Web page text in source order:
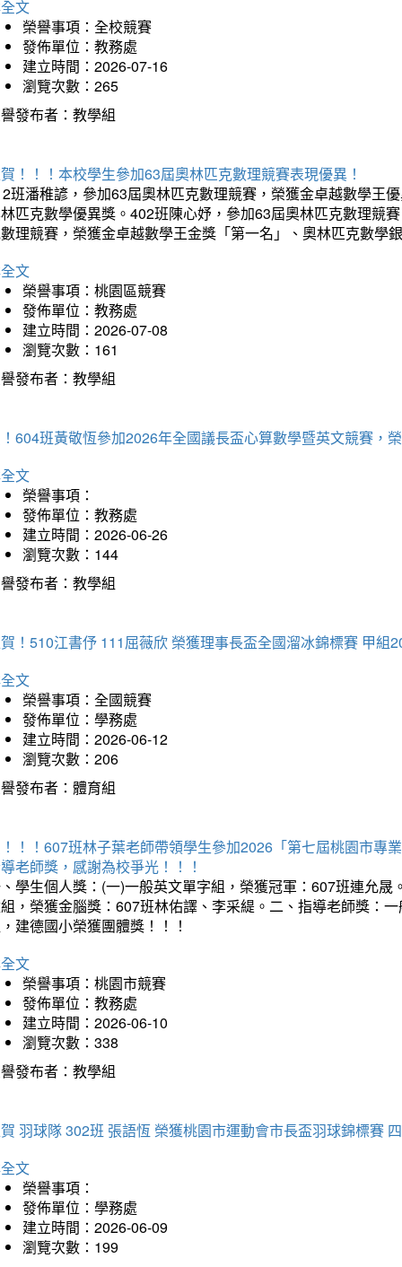
文
榮譽事項：全校競賽
發佈單位：教務處
建立時間：2026-07-16
瀏覽次數：265
發布者：教學組
！！！本校學生參加63屆奧林匹克數理競賽表現優異！
班潘稚諺，參加63屆奧林匹克數理競賽，榮獲金卓越數學王
匹克數學優異獎。402班陳心妤，參加63屆奧林匹克數理競
理競賽，榮獲金卓越數學王金獎「第一名」、奧林匹克數學
文
榮譽事項：桃園區競賽
發佈單位：教務處
建立時間：2026-07-08
瀏覽次數：161
發布者：教學組
604班黃敬恆參加2026年全國議長盃心算數學暨英文競賽，
文
榮譽事項：
發佈單位：教務處
建立時間：2026-06-26
瀏覽次數：144
發布者：教學組
！510江書伃 111屈薇欣 榮獲理事長盃全國溜冰錦標賽 甲組
文
榮譽事項：全國競賽
發佈單位：學務處
建立時間：2026-06-12
瀏覽次數：206
發布者：體育組
！！607班林子葉老師帶領學生參加2026「第七屆桃園市專
老師獎，感謝為校爭光！！！
學生個人獎：(一)一般英文單字組，榮獲冠軍：607班連允
，榮獲金腦獎：607班林佑譯、李采緹。二、指導老師獎：
建德國小榮獲團體獎！！！
文
榮譽事項：桃園市競賽
發佈單位：教務處
建立時間：2026-06-10
瀏覽次數：338
發布者：教學組
羽球隊 302班 張語恆 榮獲桃園市運動會市長盃羽球錦標賽
文
榮譽事項：
發佈單位：學務處
建立時間：2026-06-09
瀏覽次數：199